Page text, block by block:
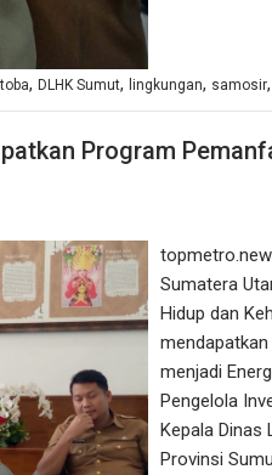
, DLHK Sumut, lingkungan, samosir,
Program
Sumatera
Hidup dan
menjadi
Pengelola
Kepala Dinas
Provinsi